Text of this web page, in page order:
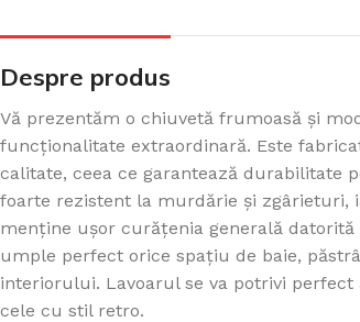
Despre produs
Vă prezentăm o chiuvetă frumoasă și
funcționalitate extraordinară. Este
calitate, ceea ce garantează durabilitate
foarte rezistent la murdărie și zgârieturi,
menține ușor curățenia generală
umple perfect orice spațiu de baie,
interiorului. Lavoarul se va potrivi
cele cu stil retro.